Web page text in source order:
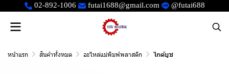
02-892-1006 futai1688@gmail.com @futai688
หน้าแรก สินค้าทั้งหมด อะไหล่แม่พิมพ์พลาสติก ไกด์บูช